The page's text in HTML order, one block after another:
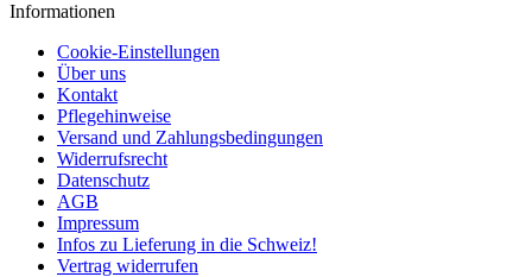
Informationen
Cookie-Einstellungen
Über uns
Kontakt
Pflegehinweise
Versand und Zahlungsbedingungen
Widerrufsrecht
Datenschutz
AGB
Impressum
Infos zu Lieferung in die Schweiz!
Vertrag widerrufen